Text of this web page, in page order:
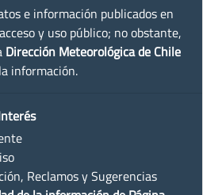
e información publicados en
y uso público; no obstante,
Dirección Meteorológica de Chile
información.
Reclamos y Sugerencias